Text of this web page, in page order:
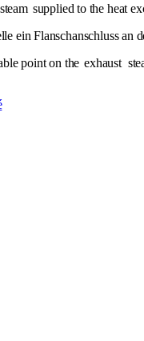
steam supplied to the heat
ein Flanschanschluss an
point on the exhaust